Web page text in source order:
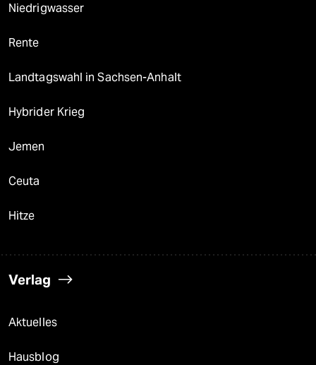
Niedrigwasser
Rente
Landtagswahl in Sachsen-Anhalt
Hybrider Krieg
Jemen
Ceuta
Hitze
Verlag
Aktuelles
Hausblog